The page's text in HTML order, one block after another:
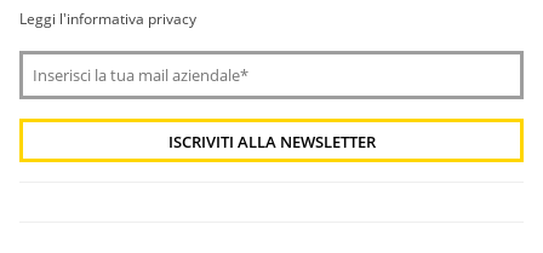
Leggi l'informativa privacy